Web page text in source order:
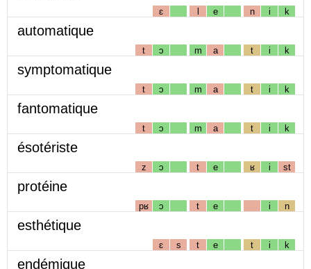
ɛ l e n i k
automatique
t ɔ m a t i k
symptomatique
t ɔ m a t i k
fantomatique
t ɔ m a t i k
ésotériste
z ɔ t e ʁ i st
protéine
pʁ ɔ t e i n
esthétique
ɛ s t e t i k
endémique